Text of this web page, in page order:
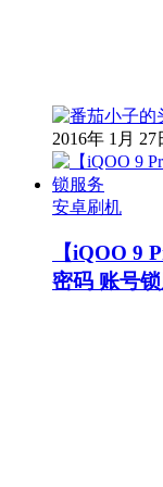
2016年 1月 27
安卓刷机
【iQOO 9
密码 账号